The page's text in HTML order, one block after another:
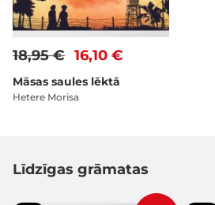
16,10 €
18,95 €
Māsas saules lēktā
Hetere Morisa
Līdzīgas grāmatas